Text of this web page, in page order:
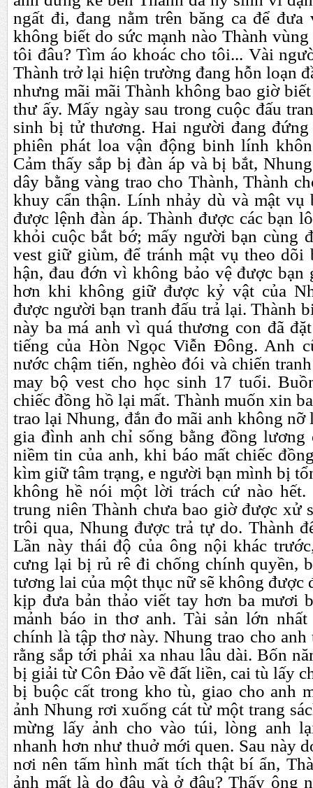
ngất đi, đang nằm trên băng ca để đưa
không biết do sức mạnh nào Thành
tôi đâu? Tìm áo khoác cho tôi... Vài
Thành trở lại hiện trường đang hỗn loạn
nhưng mãi mãi Thành không bao giờ
thư ấy. Mấy ngày sau trong cuộc đấu
sinh bị tử thương. Hai người đang
phiên phát loa vận động binh lính
Cảm thấy sắp bị đàn áp và bị bắt,
dây bằng vàng trao cho Thành, Thành
khuy cẩn thận. Lính nhảy dù và mật vụ
được lệnh đàn áp. Thành được các bạn
khỏi cuộc bắt bớ; mấy người bạn cùng
vest giữ giùm, để tránh mật vụ theo dõi
hận, đau đớn vì không bảo vệ được bạn
hơn khi không giữ được kỷ vật của
được người bạn tranh đấu trả lại. Thành
này ba má anh vì quá thương con đã
tiếng của Hòn Ngọc Viễn Đông. Anh
nước chậm tiến, nghèo đói và chiến
may bộ vest cho học sinh 17 tuổi.
chiếc đồng hồ lại mất. Thành muốn xin
trao lại Nhung, đắn đo mãi anh không nỡ
gia đình anh chỉ sống bằng đồng
niềm tin của anh, khi báo mất chiếc
kìm giữ tâm trạng, e người bạn mình bị
không hề nói một lời trách cứ nào
trung niên Thành chưa bao giờ được xử
trôi qua, Nhung được trả tự do. Thành
Lần này thái độ của ông nội khác
cưng lại bị rủ rê đi chống chính quyền,
tương lai của một thục nữ sẽ không được
kịp đưa bản thảo viết tay hơn ba mươi
mảnh báo in thơ anh. Tài sản lớn
chính là tập thơ này. Nhung trao cho
rằng sắp tới phải xa nhau lâu dài. Bốn
bị giải từ Côn Đảo về đất liền, cai tù lấy
bị buộc cất trong kho tù, giao cho anh
ảnh Nhung rơi xuống cát từ một trang
mừng lấy ảnh cho vào túi, lòng anh
nhanh hơn như thuở mới quen. Sau này
nơi nên tấm hình mất tích thật bí ẩn,
ảnh mất là do đâu và ở đâu? Thấy ôngn